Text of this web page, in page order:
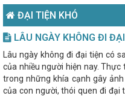
ĐẠI TIỆN KHÓ
LÂU NGÀY KHÔNG ĐI
Lâu ngày không đi đại tiện có
của nhiều người hiện nay.
trong những khía cạnh gây
của con người, thói quen đi đại